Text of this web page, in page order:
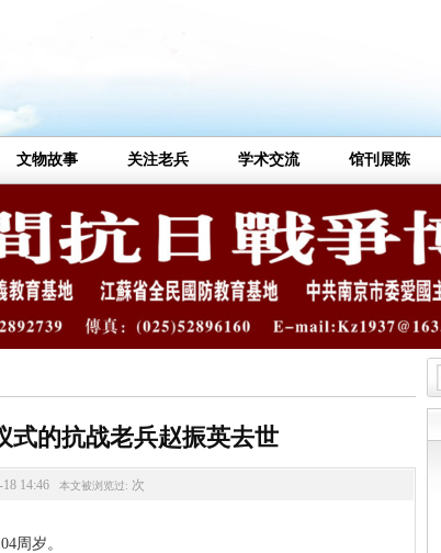
文物故事 关注老兵 学术交流 馆刊展陈
式的抗战老兵赵振英去世
18 14:46 本文被浏览过: 次
周岁。